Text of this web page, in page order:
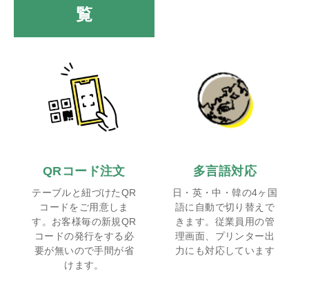
覧
QRコード注文
テーブルと紐づけたQR
コードをご用意しま
す。お客様毎の新規QR
コードの発行をする必
要が無いので手間が省
けます。
多言語対応
日・英・中・韓の4ヶ国
語に自動で切り替えで
きます。従業員用の管
理画面、プリンター出
力にも対応しています